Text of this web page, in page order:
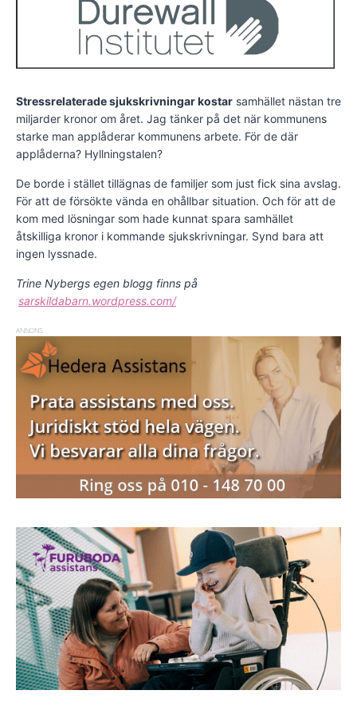
Stressrelaterade sjukskrivningar kostar samhället nästan tre
miljarder kronor om året. Jag tänker på det när kommunens
starke man applåderar kommunens arbete. För de där
applåderna? Hyllningstalen?
De borde i stället tillägnas de familjer som just fick sina avslag.
För att de försökte vända en ohållbar situation. Och för att de
kom med lösningar som hade kunnat spara samhället
åtskilliga kronor i kommande sjukskrivningar. Synd bara att
ingen lyssnade.
Trine Nybergs egen blogg finns på
sarskildabarn.wordpress.com/
ANNONS